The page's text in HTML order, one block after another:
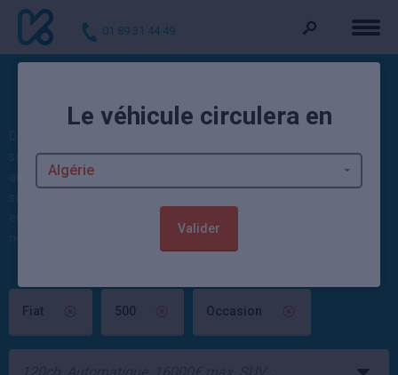
01 89 31 44 49
Le véhicule circulera en
Valider
Voitures d'occasion 500
sont vendues contrôlées et garanties par un mandataire
automobile ou un concessionnaire Fiat. 21 véhicules
Fiat 500 Occasion